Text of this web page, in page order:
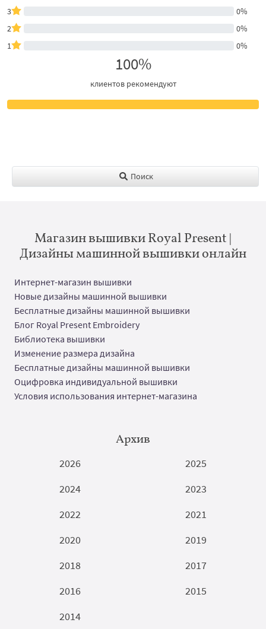
3
0%
2
0%
1
0%
100%
клиентов рекомендуют
Поиск
Магазин вышивки Royal Present |
Дизайны машинной вышивки онлайн
Интернет-магазин вышивки
Новые дизайны машинной вышивки
Бесплатные дизайны машинной вышивки
Блог Royal Present Embroidery
Библиотека вышивки
Изменение размера дизайна
Бесплатные дизайны машинной вышивки
Оцифровка индивидуальной вышивки
Условия использования интернет-магазина
Архив
2026
2025
2024
2023
2022
2021
2020
2019
2018
2017
2016
2015
2014